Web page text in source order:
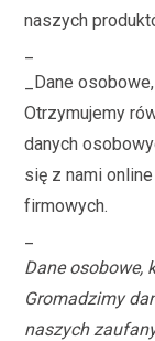
naszych
_Dane
Otrzymujemy
danych
się z nami
firmowych.
Dane osobowe,
Gromadzimy
naszych